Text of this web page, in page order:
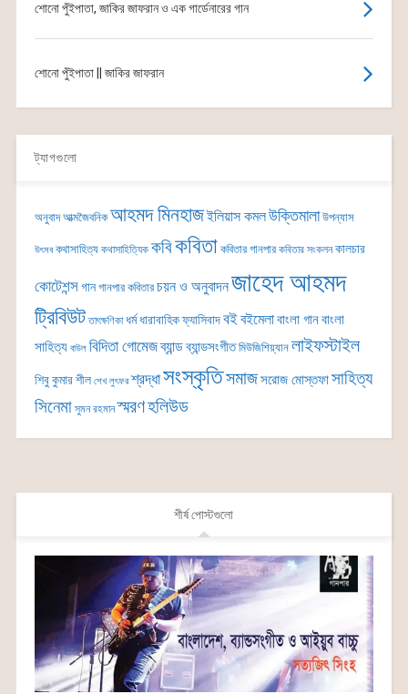
শোনো পুঁইপাতা, জাকির জাফরান ও এক গার্ডেনারের গান
শোনো পুঁইপাতা || জাকির জাফরান
ট্যাগগুলো
অনুবাদ আত্মজৈবনিক আহমদ মিনহাজইলিয়াস কমলউক্তিমালা উপন্যাস
উৎসব কথাসাহিত্য কথাসাহিত্যিক কবিকবিতা কবিতার গানপার কবিতার সংকলন কালচার
কোটেশন্সগান গানপার কবিতার চয়ন ও অনুবাদনজাহেদ আহমদ
ট্রিবিউট তাৎক্ষণিকা ধর্ম ধারাবাহিকফ্যাসিবাদবইবইমেলাবাংলা গানবাংলা
সাহিত্য বাউল বিদিতা গোমেজব্যান্ডব্যান্ডসংগীত মিউজিশিয়্যান লাইফস্টাইল
শিবু কুমার শীল শেখ লুৎফর শ্রদ্ধাসংস্কৃতিসমাজসরোজ মোস্তফাসাহিত্য
সিনেমা সুমন রহমান স্মরণহলিউড
শীর্ষ পোস্টগুলো